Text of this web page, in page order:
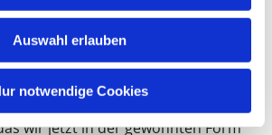
Auswahl erlauben
notwendige Cookies
und beten, gehört dazu.
ist sicher eines jener
von denen der 111. Psalm
denken wir am Gründonnerstag
wir jetzt in der gewohnten Form